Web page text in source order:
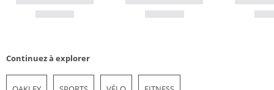
Continuez à explorer